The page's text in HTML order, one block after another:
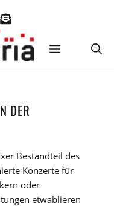
MENÜ
DER
Bestandteil des
Konzerte für
oder
etwablieren